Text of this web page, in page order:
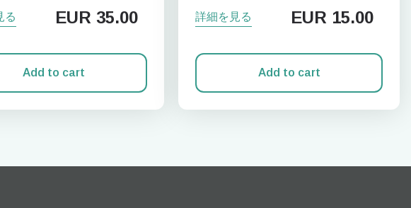
る EUR 35.00
Add to cart
詳細を見る EUR 15.00
Add to cart